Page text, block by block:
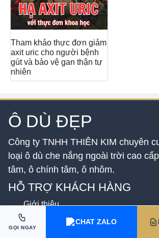
Tham khảo thực đơn giảm
axit uric cho người bệnh
gút và bảo vệ gan thận tự
nhiên
Ô DÙ ĐẸP
Công ty TNHH THIÊN KIM chuyên
loại ô dù che nắng ngoài trời cao
tâm, ô chính tâm, ô nhôm.
HỖ TRỢ KHÁCH HÀNG
Giới thiệu
Điều khoản và điều kiện
Chính sách thanh toán
GỌI NGAY
CHAT ZALO